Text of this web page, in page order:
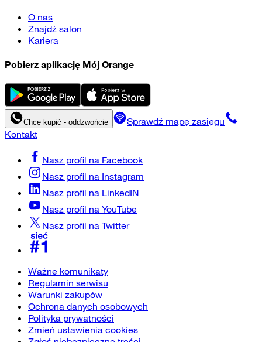
O nas
Znajdź salon
Kariera
Pobierz aplikację Mój Orange
Chcę kupić - oddzwońcie
Sprawdź mapę zasięgu
Kontakt
Nasz profil na Facebook
Nasz profil na Instagram
Nasz profil na LinkedIN
Nasz profil na YouTube
Nasz profil na Twitter
Ważne komunikaty
Regulamin serwisu
Warunki zakupów
Ochrona danych osobowych
Polityka prywatności
Zmień ustawienia cookies